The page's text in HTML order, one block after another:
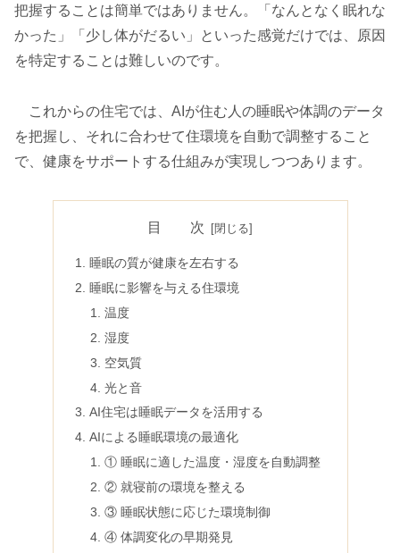
把握することは簡単ではありません。「なんとなく眠れな
かった」「少し体がだるい」といった感覚だけでは、原因
を特定することは難しいのです。
これからの住宅では、AIが住む人の睡眠や体調のデータ
を把握し、それに合わせて住環境を自動で調整すること
で、健康をサポートする仕組みが実現しつつあります。
目 次
睡眠の質が健康を左右する
睡眠に影響を与える住環境
温度
湿度
空気質
光と音
AI住宅は睡眠データを活用する
AIによる睡眠環境の最適化
① 睡眠に適した温度・湿度を自動調整
② 就寝前の環境を整える
③ 睡眠状態に応じた環境制御
④ 体調変化の早期発見